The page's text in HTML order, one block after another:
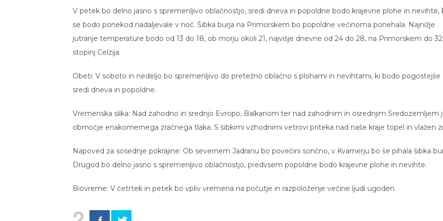
V petek bo delno jasno s spremenljivo oblačnostjo, sredi dneva in popoldne bodo krajevne plohe in nevihte,
se bodo ponekod nadaljevale v noč. Šibka burja na Primorskem bo popoldne večinoma ponehala. Najnižje
jutranje temperature bodo od 13 do 18, ob morju okoli 21, najvišje dnevne od 24 do 28, na Primorskem do 32
stopinj Celzija.
Obeti: V soboto in nedeljo bo spremenljivo do pretežno oblačno s plohami in nevihtami, ki bodo pogostejše
sredi dneva in popoldne.
Vremenska slika: Nad zahodno in srednjo Evropo, Balkanom ter nad zahodnim in osrednjim Sredozemljem
območje enakomernega zračnega tlaka. S šibkimi vzhodnimi vetrovi priteka nad naše kraje topel in vlažen
Napoved za sosednje pokrajine: Ob severnem Jadranu bo povečini sončno, v Kvarnerju bo še pihala šibka
Drugod bo delno jasno s spremenljivo oblačnostjo, predvsem popoldne bodo krajevne plohe in nevihte.
Biovreme: V četrtek in petek bo vpliv vremena na počutje in razpoloženje večine ljudi ugoden.